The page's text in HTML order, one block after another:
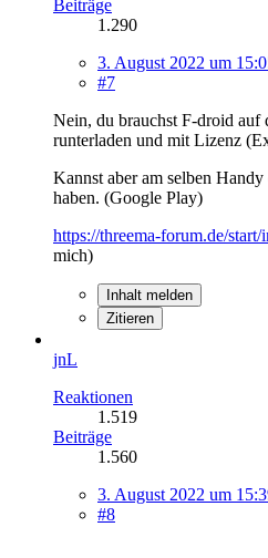
Beiträge
1.290
3. August 2022 um
#7
Nein, du brauchst F-droid auf
runterladen und mit Lizenz
Kannst aber am selben
haben. (Google Play)
https://threema-forum.de/
mich)
Inhalt melden
Zitieren
jnL
Reaktionen
1.519
Beiträge
1.560
3. August 2022 um
#8